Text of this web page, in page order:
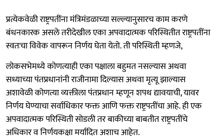
प्रत्येकवेळी राष्ट्रपतींना मंत्रिमंडळाच्या सल्ल्यानुसारच काम करणे
बंधनकारक असले तरीदेखील एका अपवादात्मक परिस्थितीत राष्ट्रपतींना
स्वतःचा विवेक वापरून निर्णय घेता येतो. ती परिस्थिती म्हणजे,
लोकसभेमध्ये कोणत्याही एका पक्षाला बहुमत नसल्यास अथवा
सध्याच्या पंतप्रधानांनी राजीनामा दिल्यास अथवा मृत्यू झाल्यास
अशावेळी कोणत्या व्यक्तीला पंतप्रधान म्हणून शपथ द्यावयाची, यावर
निर्णय घेण्याचा सर्वाधिकार फक्त आणि फक्त राष्ट्रपतींचा आहे. ही एक
अपवादात्मक परिस्थिती सोडली तर बाकीच्या बाबतीत राष्ट्रपतींचे
अधिकार व निर्णयकक्षा मर्यादित अशाच आहेत.